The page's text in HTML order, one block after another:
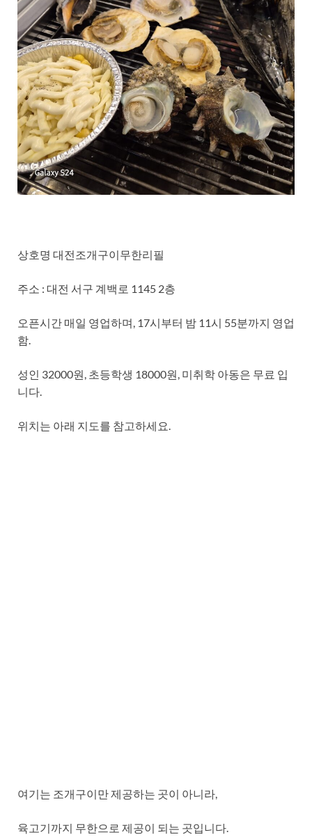
상호명 대전조개구이무한리필
주소 : 대전 서구 계백로 1145 2층
오픈시간 매일 영업하며, 17시부터 밤 11시 55분까지 영업
함.
성인 32000원, 초등학생 18000원, 미취학 아동은 무료 입
니다.
위치는 아래 지도를 참고하세요.
여기는 조개구이만 제공하는 곳이 아니라,
육고기까지 무한으로 제공이 되는 곳입니다.